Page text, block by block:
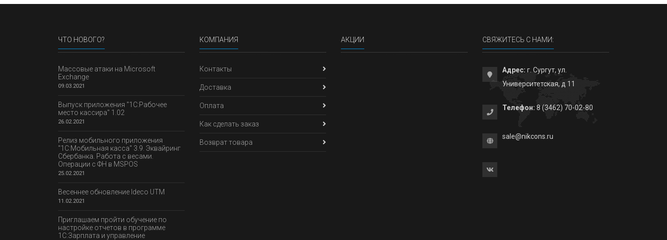
ЧТО НОВОГО?
Массовые атаки на Microsoft
Exchange
09.03.2021
Выпуск приложения "1С:Рабочее
место кассира" 1.02
26.02.2021
Релиз мобильного приложения
"1С:Мобильная касса" 3.9. Эквайринг
Сбербанка. Работа с весами.
Операции с ФН в MSPOS
25.02.2021
Весеннее обновление Ideco UTM
11.02.2021
Приглашаем пройти обучение по
настройке отчетов в программе
1С:Зарплата и управление
КОМПАНИЯ
Контакты
Доставка
Оплата
Как сделать заказ
Возврат товара
АКЦИИ СВЯЖИТЕСЬ С НАМИ:
Адрес: г. Сургут, ул.
Университетская, д 11
Телефон: 8 (3462) 70-02-80
sale@nikcons.ru